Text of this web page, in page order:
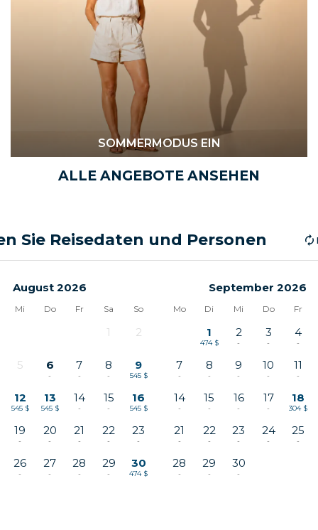
SOMMERMODUS EIN
ALLE ANGEBOTE ANSEHEN
Sie Reisedaten und Personen
August 2026
Mi Do Fr Sa So
1 2
5 6
-
7
-
8
-
9
545 $
12
545 $
13
545 $
14
-
15
-
16
545 $
19
-
20
-
21
-
22
-
23
-
26
-
27
-
28
-
29
-
30
474 $
September 2026
Mo Di Mi Do Fr
1
474 $
2
-
3
-
4
-
7
-
8
-
9
-
10
-
11
-
14
-
15
-
16
-
17
-
18
304 $
21
-
22
-
23
-
24
-
25
-
28
-
29
-
30
-